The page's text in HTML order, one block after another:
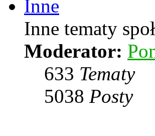
Inne
Inne tematy
Moderator:
633 Tematy
5038 Posty